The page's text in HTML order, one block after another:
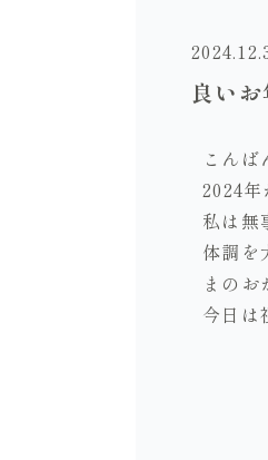
良いお
こんば
2024
私は無
体調を
まのお
今日は